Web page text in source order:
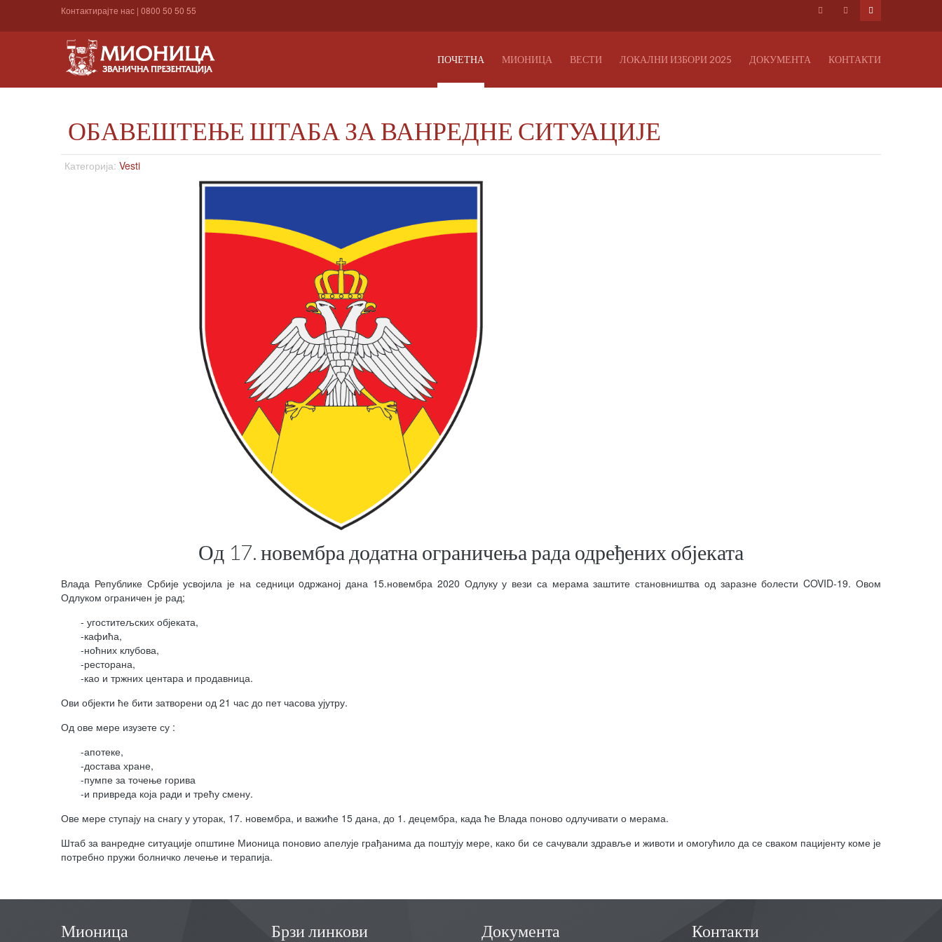
Контактирајте нас | 0800 50 50 55
ПОЧЕТНА МИОНИЦА ВЕСТИ ЛОКАЛНИ ИЗБОРИ 2025 ДОКУМЕНТА КОНТАКТИ
ОБАВЕШТЕЊЕ ШТАБА ЗА ВАНРЕДНЕ СИТУАЦИЈЕ
Категорија: Vesti
Од 17. новембра додатна ограничења рада одређених објеката
Влада Републике Србије усвојила је на седници oдржаној дана 15.новембра 2020 Одлуку у вези са мерама заштите становништва од заразне болести COVID-19. Овом
Одлуком ограничен је рад;
- угоститељских објеката,
-кафића,
-ноћних клубова,
-ресторана,
-као и тржних центара и продавница.
Ови објекти ће бити затворени од 21 час до пет часова ујутру.
Од ове мере изузете су :
-апотеке,
-достава хране,
-пумпе за точење горива
-и привреда која ради и трећу смену.
Ове мере ступају на снагу у уторак, 17. новембра, и важиће 15 дана, до 1. децембра, када ће Влада поново одлучивати о мерама.
Штаб за ванредне ситуације општине Мионица поновио апелује грађанима да поштују мере, како би се сачували здравље и животи и омогућило да се сваком пацијенту коме је
потребно пружи болничко лечење и терапија.
Мионица Брзи линкови Документа Контакти